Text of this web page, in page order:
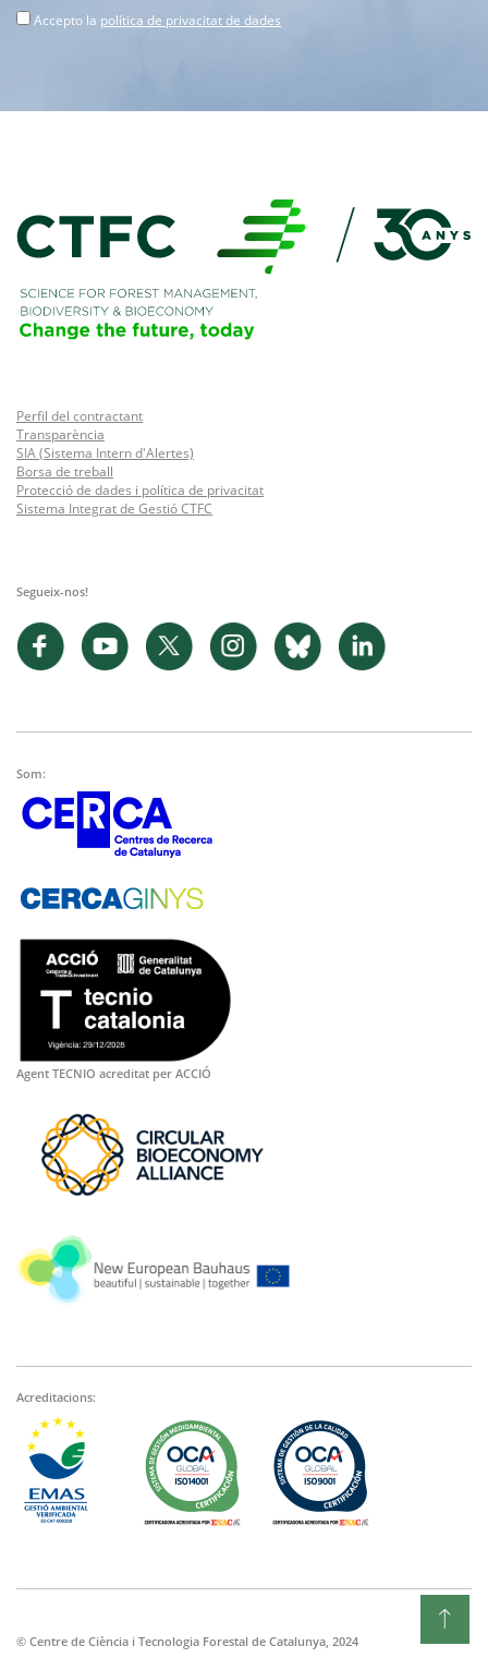
Accepto la política de privacitat de dades
Perfil del contractant
Transparència
SIA (Sistema Intern d'Alertes)
Borsa de treball
Protecció de dades i política de privacitat
Sistema Integrat de Gestió CTFC
Segueix-nos!
Som:
Agent TECNIO acreditat per ACCIÓ
Acreditacions:
© Centre de Ciència i Tecnologia Forestal de Catalunya, 2024